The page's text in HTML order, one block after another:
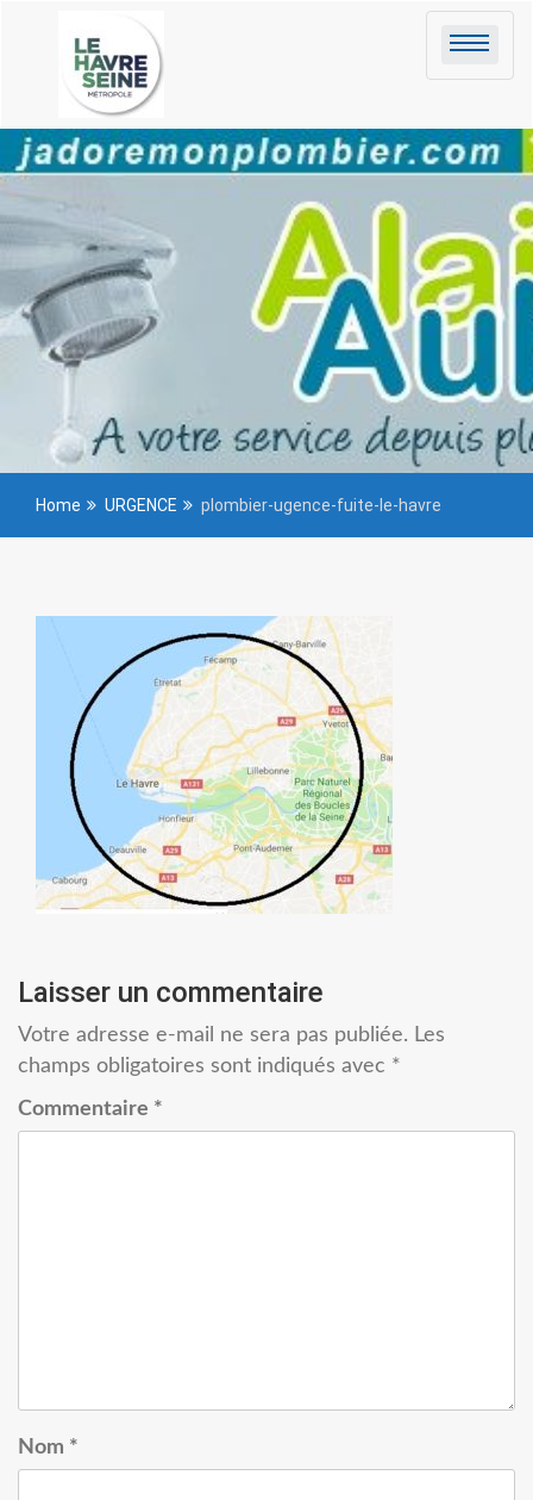
Home URGENCE plombier-ugence-fuite-le-havre
Laisser un commentaire
Votre adresse e-mail ne sera pas publiée. Les
champs obligatoires sont indiqués avec *
Commentaire *
Nom *